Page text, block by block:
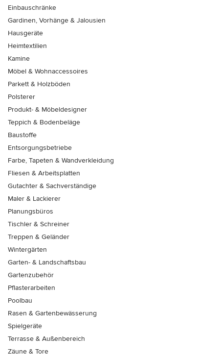
Einbauschränke
Gardinen, Vorhänge & Jalousien
Hausgeräte
Heimtextilien
Kamine
Möbel & Wohnaccessoires
Parkett & Holzböden
Polsterer
Produkt- & Möbeldesigner
Teppich & Bodenbeläge
Baustoffe
Entsorgungsbetriebe
Farbe, Tapeten & Wandverkleidung
Fliesen & Arbeitsplatten
Gutachter & Sachverständige
Maler & Lackierer
Planungsbüros
Tischler & Schreiner
Treppen & Geländer
Wintergärten
Garten- & Landschaftsbau
Gartenzubehör
Pflasterarbeiten
Poolbau
Rasen & Gartenbewässerung
Spielgeräte
Terrasse & Außenbereich
Zäune & Tore